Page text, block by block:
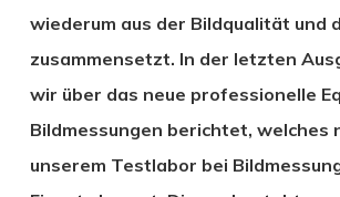
wiederum aus der Bildqualität und
zusammensetzt. In der letzten
wir über das neue professionelle
Bildmessungen berichtet, welches
unserem Testlabor bei